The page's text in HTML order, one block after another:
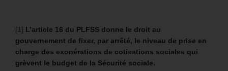
[1] L’article 16 du PLFSS donne le droit au
gouvernement de fixer, par arrêté, le niveau de prise en
charge des exonérations de cotisations sociales qui
grèvent le budget de la Sécurité sociale.